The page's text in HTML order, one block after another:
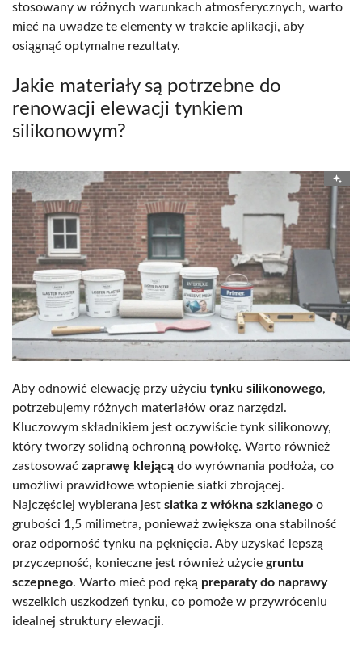
stosowany w różnych warunkach atmosferycznych, warto
mieć na uwadze te elementy w trakcie aplikacji, aby
osiągnąć optymalne rezultaty.
Jakie materiały są potrzebne do
renowacji elewacji tynkiem
silikonowym?
Aby odnowić elewację przy użyciu tynku silikonowego,
potrzebujemy różnych materiałów oraz narzędzi.
Kluczowym składnikiem jest oczywiście tynk silikonowy,
który tworzy solidną ochronną powłokę. Warto również
zastosować zaprawę klejącą do wyrównania podłoża, co
umożliwi prawidłowe wtopienie siatki zbrojącej.
Najczęściej wybierana jest siatka z włókna szklanego o
grubości 1,5 milimetra, ponieważ zwiększa ona stabilność
oraz odporność tynku na pęknięcia. Aby uzyskać lepszą
przyczepność, konieczne jest również użycie gruntu
sczepnego. Warto mieć pod ręką preparaty do naprawy
wszelkich uszkodzeń tynku, co pomoże w przywróceniu
idealnej struktury elewacji.